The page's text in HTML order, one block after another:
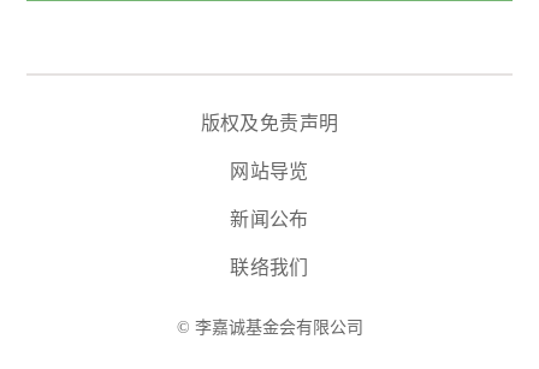
版权及免责声明
网站导览
新闻公布
联络我们
© 李嘉诚基金会有限公司